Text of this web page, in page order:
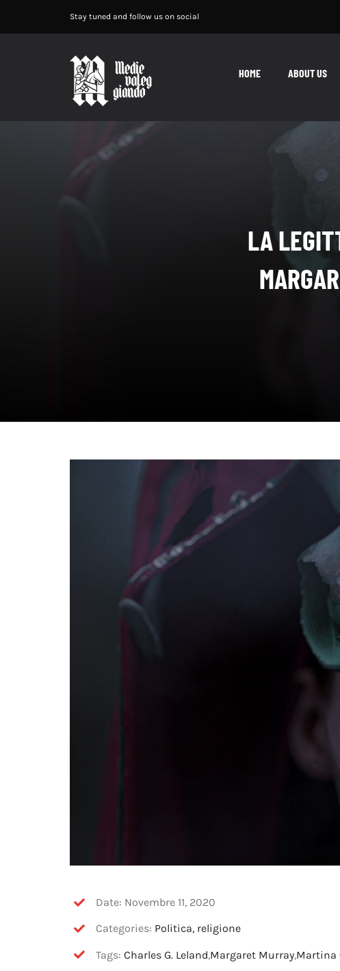
Stay tuned and follow us on social
HOME ABOUT US
LA
Date: Novembre 11, 2020
Categories: Politica, religione
Tags:Charles G. Leland,Margaret Murray,Martina